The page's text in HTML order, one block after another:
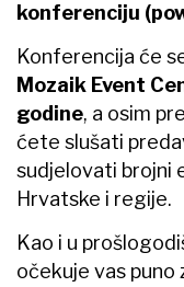
konferenciju
Konferencija će
Mozaik Event
godine, a osim
ćete slušati
sudjelovati brojni
Hrvatske i regije.
Kao i u
očekuje vas puno